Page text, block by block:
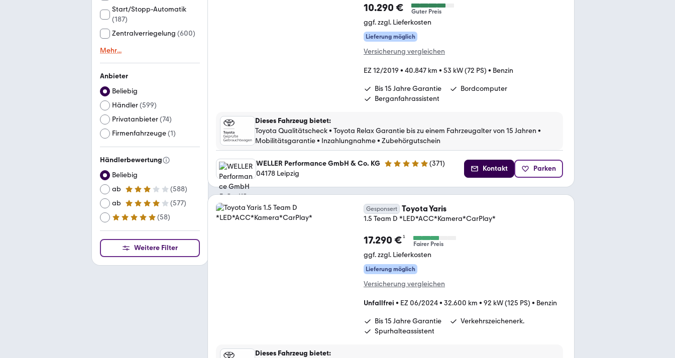
Start/Stopp-Automatik
(187)
Zentralverriegelung (600)
Mehr...
Anbieter
Beliebig
Händler(599)
Privatanbieter(74)
Firmenfahrzeuge(1)
Händlerbewertung
Beliebig
ab
3 Sterne (588)
ab
4 Sterne (577)
ab
5 Sterne (58)
Weitere Filter
10.290 € Guter Preis
ggf. zzgl. Lieferkosten
Lieferung möglich
Versicherung vergleichen
EZ 12/2019 • 40.847 km • 53 kW (72 PS) • Benzin
Bis 15 Jahre Garantie
Bordcomputer
Berganfahrassistent
Dieses Fahrzeug bietet:
Toyota Qualitätscheck• Toyota Relax Garantie bis zu einem Fahrzeugalter von 15 Jahren •
Mobilitätsgarantie• Inzahlungnahme• Zubehörgutschein
WELLER Performance GmbH & Co. KG 4.8 Sterne (371)
04178 Leipzig
Kontakt Parken
Gesponsert Toyota Yaris
1.5 Team D *LED*ACC*Kamera*CarPlay*
17.290 €¹
Fairer Preis
ggf. zzgl. Lieferkosten
Lieferung möglich
Versicherung vergleichen
Unfallfrei • EZ 06/2024• 32.600 km • 92 kW (125 PS) • Benzin
Bis 15 Jahre Garantie
Verkehrszeichenerk.
Spurhalteassistent
Dieses Fahrzeug bietet: